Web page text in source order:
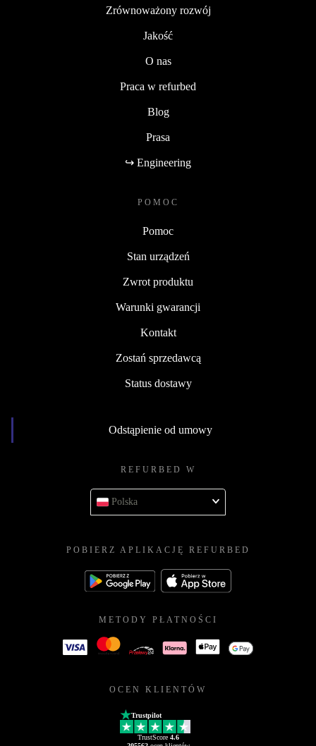
Zrównoważony rozwój
Jakość
O nas
Praca w refurbed
Blog
Prasa
↪ Engineering
POMOC
Pomoc
Stan urządzeń
Zwrot produktu
Warunki gwarancji
Kontakt
Zostań sprzedawcą
Status dostawy
Odstąpienie od umowy
REFURBED W
Polska
POBIERZ APLIKACJĘ REFURBED
METODY PŁATNOŚCI
OCEN KLIENTÓW
Trustpilot
TrustScore 4.6